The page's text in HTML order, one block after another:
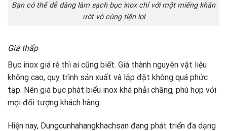
Bạn có thể dễ dàng làm sạch bục inox chỉ với một miếng khăn
ướt vô cùng tiện lợi
Giá thấp
Bục inox giá rẻ thì ai cũng biết. Giá thành nguyên vật liệu
không cao, quy trình sản xuất và lắp đặt không quá phức
tạp. Nên giá bục phát biểu inox khá phải chăng, phù hợp với
mọi đối tượng khách hàng.
Hiện nay, Dungcunhahangkhachsan đang phát triển đa dạng